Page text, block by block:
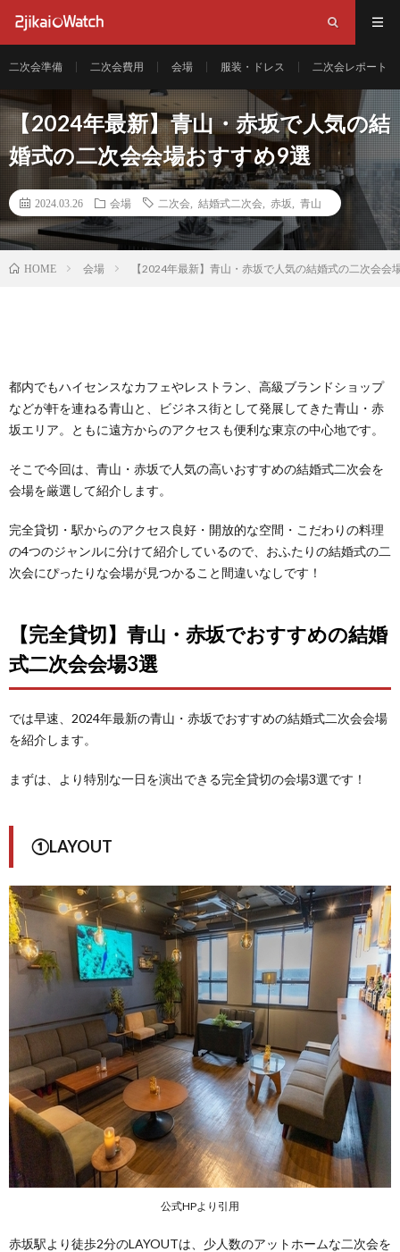
二次会準備 二次会費用 会場 服装・ドレス 二次会レポート
【2024年最新】青山・赤坂で人気の結
婚式の二次会会場おすすめ9選
2024.03.26 会場 二次会 結婚式二次会 赤坂 青山
HOME 会場 【2024年最新】青山・赤坂で人気の結婚式の二次会会
都内でもハイセンスなカフェやレストラン、高級ブランドショップ
などが軒を連ねる青山と、ビジネス街として発展してきた青山・赤
坂エリア。ともに遠方からのアクセスも便利な東京の中心地です。
そこで今回は、青山・赤坂で人気の高いおすすめの結婚式二次会を
会場を厳選して紹介します。
完全貸切・駅からのアクセス良好・開放的な空間・こだわりの料理
の4つのジャンルに分けて紹介しているので、おふたりの結婚式の二
次会にぴったりな会場が見つかること間違いなしです！
【完全貸切】青山・赤坂でおすすめの結婚
式二次会会場3選
では早速、2024年最新の青山・赤坂でおすすめの結婚式二次会会場
を紹介します。
まずは、より特別な一日を演出できる完全貸切の会場3選です！
①LAYOUT
公式HPより引用
赤坂駅より徒歩2分のLAYOUTは、少人数のアットホームな二次会を